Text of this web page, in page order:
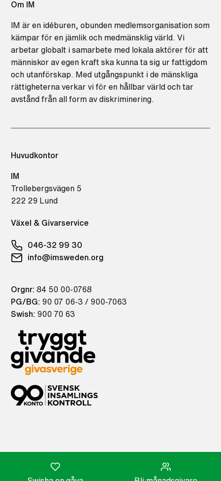
Om IM
IM är en idéburen, obunden medlemsorganisation som
kämpar för en jämlik och medmänsklig värld. Vi
arbetar globalt i samarbete med lokala aktörer för att
människor av egen kraft ska kunna ta sig ur fattigdom
och utanförskap. Med utgångspunkt i de mänskliga
rättigheterna verkar vi för en hållbar värld och tar
avstånd från all form av diskriminering.
Huvudkontor
IM
Trollebergsvägen 5
222 29 Lund
Växel & Givarservice
046-32 99 30
info@imsweden.org
Orgnr: 84 50 00-0768
PG/BG: 90 07 06-3 / 900-7063
Swish: 900 70 63